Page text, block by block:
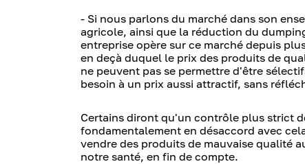
- Si nous parlons du marché dans son
agricole, ainsi que la réduction du
entreprise opère sur ce marché depuis
en deçà duquel le prix des produits de
ne peuvent pas se permettre d'être
besoin à un prix aussi attractif, sans
Certains diront qu'un contrôle plus strict
fondamentalement en désaccord avec
vendre des produits de mauvaise qualité
notre santé, en fin de compte.